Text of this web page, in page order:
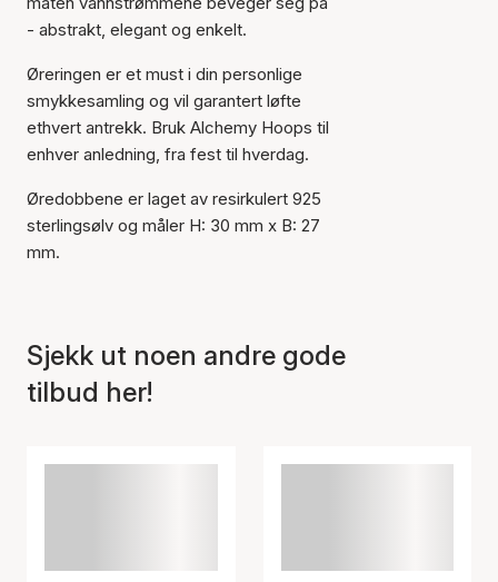
- abstrakt, elegant og enkelt.
Øreringen er et must i din personlige
smykkesamling og vil garantert løfte
ethvert antrekk. Bruk Alchemy Hoops til
enhver anledning, fra fest til hverdag.
Øredobbene er laget av resirkulert 925
sterlingsølv og måler H: 30 mm x B: 27
mm.
Sjekk ut noen andre gode
tilbud her!